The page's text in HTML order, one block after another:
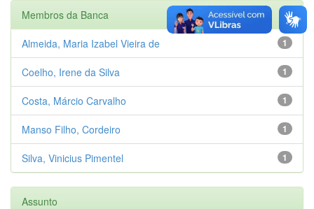
Membros da Banca
1
Almeida, Maria Izabel Vieira de
1
Coelho, Irene da Silva
1
Costa, Márcio Carvalho
1
Manso Filho, Cordeiro
1
Silva, Vinicius Pimentel
Assunto